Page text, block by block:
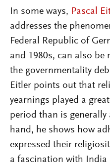
In some ways, Pascal
addresses the
Federal Republic of
and 1980s, can also
the governmentality
Eitler points out that
yearnings played a
period than is
hand, he shows how
expressed their
a fascination with India